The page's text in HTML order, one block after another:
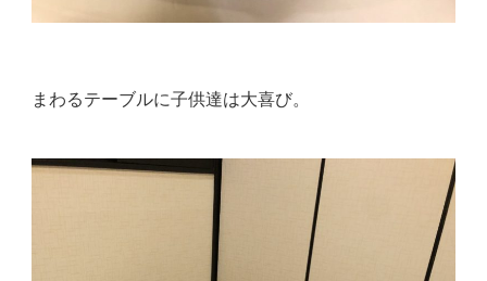
まわるテーブルに子供達は大喜び。